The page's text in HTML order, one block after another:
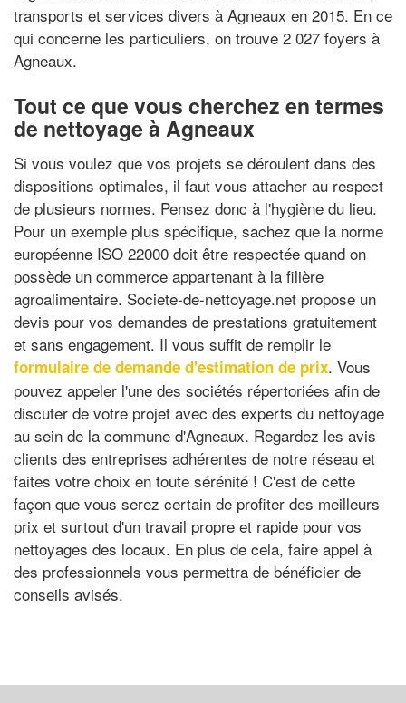
transports et services divers à Agneaux en 2015. En ce
qui concerne les particuliers, on trouve 2 027 foyers à
Agneaux.
Tout ce que vous cherchez en termes
de nettoyage à Agneaux
Si vous voulez que vos projets se déroulent dans des
dispositions optimales, il faut vous attacher au respect
de plusieurs normes. Pensez donc à l'hygiène du lieu.
Pour un exemple plus spécifique, sachez que la norme
européenne ISO 22000 doit être respectée quand on
possède un commerce appartenant à la filière
agroalimentaire. Societe-de-nettoyage.net propose un
devis pour vos demandes de prestations gratuitement
et sans engagement. Il vous suffit de remplir le
formulaire de demande d'estimation de prix. Vous
pouvez appeler l'une des sociétés répertoriées afin de
discuter de votre projet avec des experts du nettoyage
au sein de la commune d'Agneaux. Regardez les avis
clients des entreprises adhérentes de notre réseau et
faites votre choix en toute sérénité ! C'est de cette
façon que vous serez certain de profiter des meilleurs
prix et surtout d'un travail propre et rapide pour vos
nettoyages des locaux. En plus de cela, faire appel à
des professionnels vous permettra de bénéficier de
conseils avisés.